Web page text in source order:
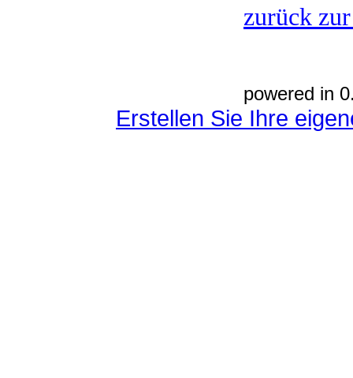
zurück
powered in
Erstellen Sie Ihre